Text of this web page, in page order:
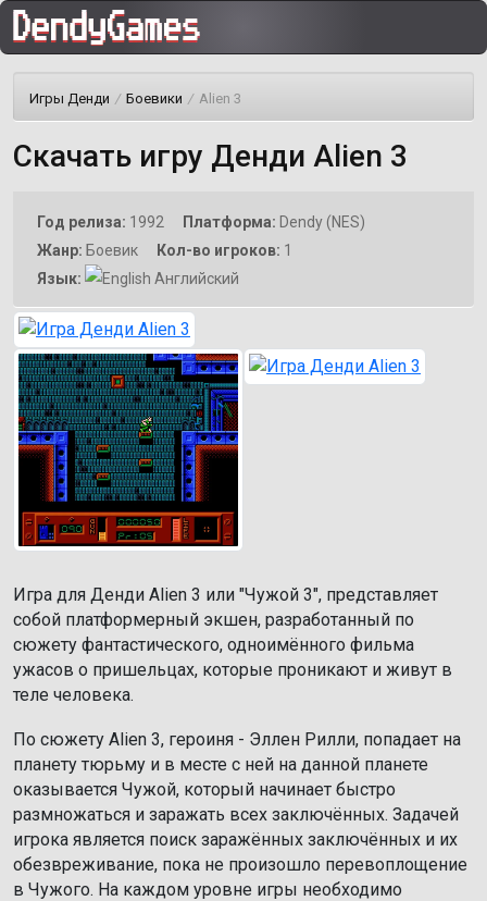
Игры Денди / Боевики / Alien 3
Скачать игру Денди Alien 3
Год релиза: 1992 Платформа: Dendy (NES)
Жанр: Боевик Кол-во игроков: 1
Язык:
Английский
Игра для Денди Alien 3 или "Чужой 3", представляет
собой платформерный экшен, разработанный по
сюжету фантастического, одноимённого фильма
ужасов о пришельцах, которые проникают и живут в
теле человека.
По сюжету Alien 3, героиня - Эллен Рилли, попадает на
планету тюрьму и в месте с ней на данной планете
оказывается Чужой, который начинает быстро
размножаться и заражать всех заключённых. Задачей
игрока является поиск заражённых заключённых и их
обезвреживание, пока не произошло перевоплощение
в Чужого. На каждом уровне игры необходимо